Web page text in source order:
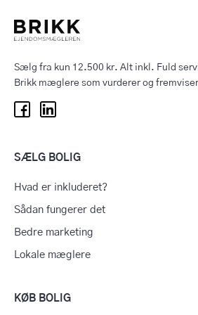
Sælg fra kun 12.500 kr. Alt inkl. Fuld
Brikk mæglere som vurderer og
SÆLG BOLIG
Hvad er inkluderet?
Sådan fungerer det
Bedre marketing
Lokale mæglere
KØB BOLIG